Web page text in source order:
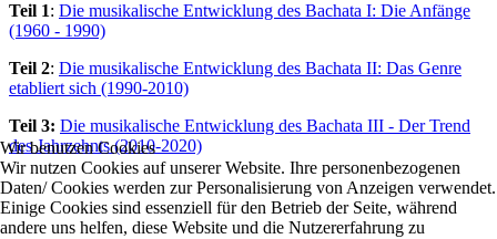
Teil 1: Die musikalische Entwicklung des Bachata I: Die Anfänge
(1960 - 1990)
Teil 2: Die musikalische Entwicklung des Bachata II: Das Genre
etabliert sich (1990-2010)
Teil 3: Die musikalische Entwicklung des Bachata III - Der Trend
des Jahrzehnts (2010-2020)
Wir benutzen Cookies
Wir nutzen Cookies auf unserer Website. Ihre personenbezogenen
Daten/ Cookies werden zur Personalisierung von Anzeigen verwendet.
Einige Cookies sind essenziell für den Betrieb der Seite, während
andere uns helfen, diese Website und die Nutzererfahrung zu